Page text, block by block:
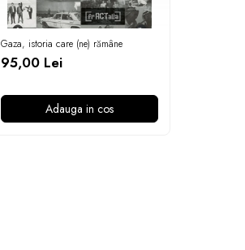
Gaza, istoria care (ne) rămâne
95,00 Lei
Adauga in cos